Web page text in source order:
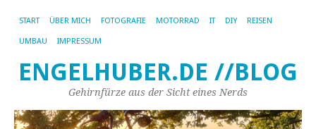
START ÜBER MICH FOTOGRAFIE MOTORRAD IT DIY REISEN
UMBAU IMPRESSUM
ENGELHUBER.DE //BLOG
Gehirnfürze aus der Sicht eines Nerds